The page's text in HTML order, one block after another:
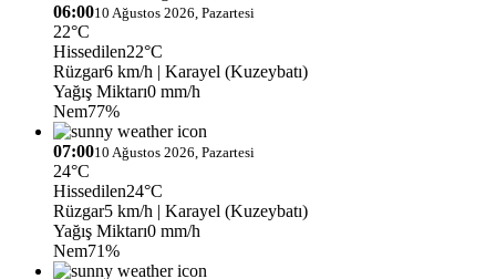
06:0010 Ağustos 2026, Pazartesi
22°C
Hissedilen22°C
Rüzgar6 km/h | Karayel (Kuzeybatı)
Yağış Miktarı0 mm/h
Nem77%
07:0010 Ağustos 2026, Pazartesi
24°C
Hissedilen24°C
Rüzgar5 km/h | Karayel (Kuzeybatı)
Yağış Miktarı0 mm/h
Nem71%